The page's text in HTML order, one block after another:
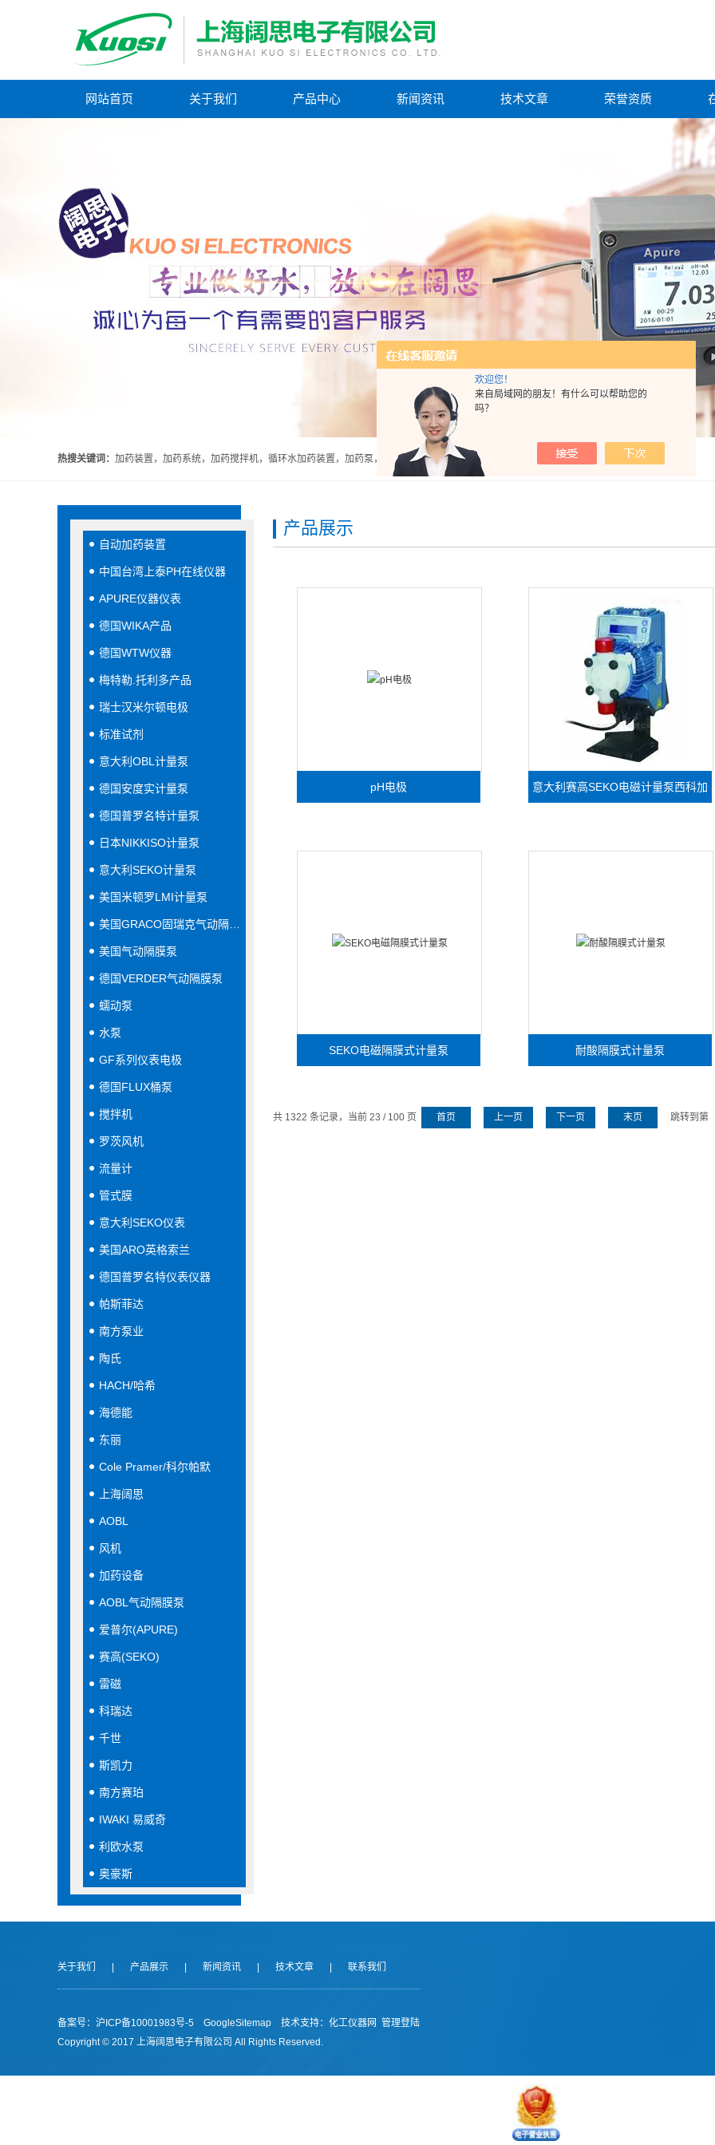
欢迎您！
来自局域网的朋友！有什么可以帮助您的
吗？
网站首页 关于我们 产品中心 新闻资讯 技术文章 荣誉资质
热搜关键词： 加药装置，加药系统，加药搅拌机，循环水加药装置，加药泵，计量泵，气动隔膜泵，PH计，酸度计 |
自动加药装置
中国台湾上泰PH在线仪器
APURE仪器仪表
德国WIKA产品
德国WTW仪器
梅特勒.托利多产品
瑞士汉米尔顿电极
标准试剂
意大利OBL计量泵
德国安度实计量泵
德国普罗名特计量泵
日本NIKKISO计量泵
意大利SEKO计量泵
美国米顿罗LMI计量泵
美国气动隔膜泵
德国VERDER气动隔膜泵
蠕动泵
水泵
GF系列仪表电极
德国FLUX桶泵
搅拌机
罗茨风机
流量计
管式膜
意大利SEKO仪表
美国ARO英格索兰
德国普罗名特仪表仪器
帕斯菲达
南方泵业
陶氏
HACH/哈希
海德能
东丽
Cole Pramer/科尔帕默
上海阔思
AOBL
风机
加药设备
AOBL气动隔膜泵
爱普尔(APURE)
赛高(SEKO)
雷磁
科瑞达
千世
斯凯力
南方赛珀
IWAKI 易威奇
利欧水泵
奥豪斯
产品展示
pH电极 意大利赛高SEKO电磁计量泵西科加
SEKO电磁隔膜式计量泵 耐酸隔膜式计量泵
共 1322 条记录，当前 23 / 100 页 首页 上一页 下一页 末页 跳转到第
关于我们 产品展示 新闻资讯 技术文章 联系我们
备案号：沪ICP备10001983号-5 GoogleSitemap 技术支持： 化工仪器网 管理登陆
Copyright © 2017 上海阔思电子有限公司 All Rights Reserved.